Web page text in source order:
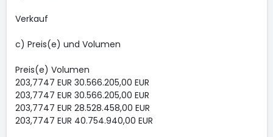
Verkauf
c) Preis(e) und Volumen
Preis(e) Volumen
203,7747 EUR 30.566.205,00 EUR
203,7747 EUR 30.566.205,00 EUR
203,7747 EUR 28.528.458,00 EUR
203,7747 EUR 40.754.940,00 EUR